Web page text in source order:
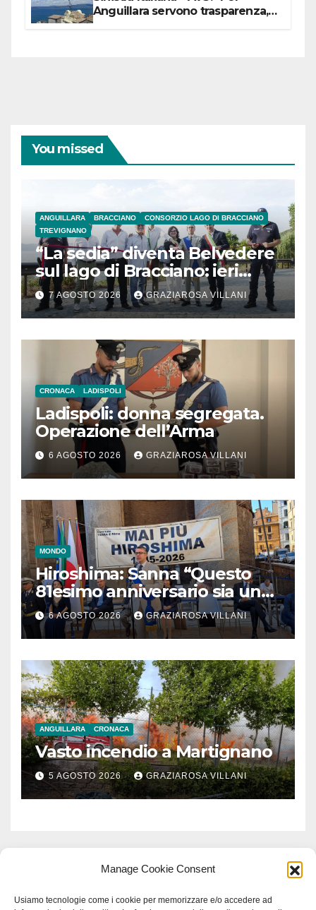
Manage Cookie Consent
Usiamo tecnologie come i cookie per memorizzare e/o accedere ad
Anguillara servono trasparenza,
You missed
ANGUILLARA BRACCIANO
CONSORZIO LAGO DI BRACCIANO
TREVIGNANO
“La sedia” diventa Belvedere
sul lago di Bracciano: ieri
l’inaugurazione
7 AGOSTO 2026 GRAZIAROSA VILLANI
CRONACA LADISPOLI
Ladispoli: donna segregata.
Operazione dell’Arma
6 AGOSTO 2026 GRAZIAROSA VILLANI
MONDO
Hiroshima: Sanna “Questo
81esimo anniversario sia un
monito per tutti”
6 AGOSTO 2026 GRAZIAROSA VILLANI
ANGUILLARA CRONACA
Vasto incendio a Martignano
5 AGOSTO 2026 GRAZIAROSA VILLANI